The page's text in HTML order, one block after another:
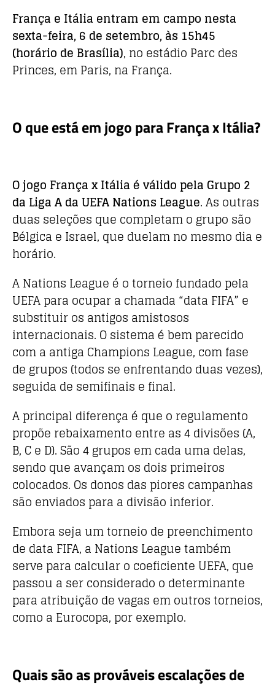
França e Itália entram em campo nesta
sexta-feira, 6 de setembro, às 15h45
(horário de Brasília), no estádio Parc des
Princes, em Paris, na França.
O que está em jogo para França x Itália?
O jogo França x Itália é válido pela Grupo 2
da Liga A da UEFA Nations League. As outras
duas seleções que completam o grupo são
Bélgica e Israel, que duelam no mesmo dia e
horário.
A Nations League é o torneio fundado pela
UEFA para ocupar a chamada “data FIFA” e
substituir os antigos amistosos
internacionais. O sistema é bem parecido
com a antiga Champions League, com fase
de grupos (todos se enfrentando duas vezes),
seguida de semifinais e final.
A principal diferença é que o regulamento
propõe rebaixamento entre as 4 divisões (A,
B, C e D). São 4 grupos em cada uma delas,
sendo que avançam os dois primeiros
colocados. Os donos das piores campanhas
são enviados para a divisão inferior.
Embora seja um torneio de preenchimento
de data FIFA, a Nations League também
serve para calcular o coeficiente UEFA, que
passou a ser considerado o determinante
para atribuição de vagas em outros torneios,
como a Eurocopa, por exemplo.
Quais são as prováveis escalações de